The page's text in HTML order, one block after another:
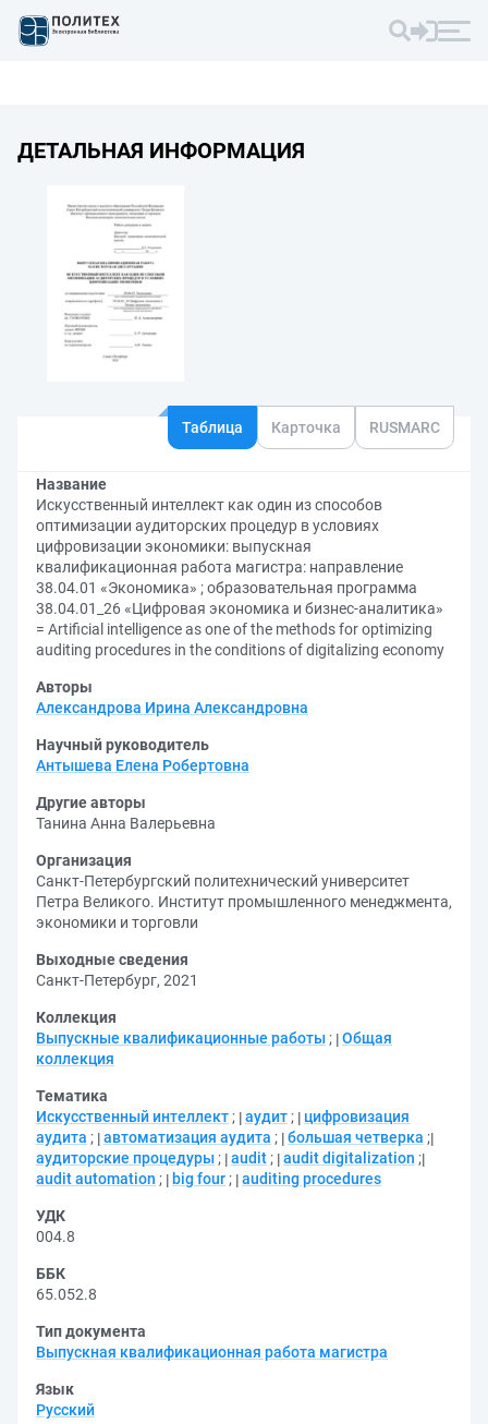
ДЕТАЛЬНАЯ ИНФОРМАЦИЯ
Таблица Карточка RUSMARC
Название
Искусственный интеллект как один из способов
оптимизации аудиторских процедур в условиях
цифровизации экономики: выпускная
квалификационная работа магистра: направление
38.04.01 «Экономика» ; образовательная программа
38.04.01_26 «Цифровая экономика и бизнес-аналитика»
= Artificial intelligence as one of the methods for optimizing
auditing procedures in the conditions of digitalizing economy
Авторы
Александрова Ирина Александровна
Научный руководитель
Антышева Елена Робертовна
Другие авторы
Танина Анна Валерьевна
Организация
Санкт-Петербургский политехнический университет
Петра Великого. Институт промышленного менеджмента,
экономики и торговли
Выходные сведения
Санкт-Петербург, 2021
Коллекция
Выпускные квалификационные работы ; Общая
коллекция
Тематика
Искусственный интеллект ; аудит ;
цифровизация
аудита ; автоматизация аудита ; большая четверка ;
аудиторские процедуры ; audit ; audit digitalization ;
audit automation ; big four ; auditing procedures
УДК
004.8
ББК
65.052.8
Тип документа
Выпускная квалификационная работа магистра
Язык
Русский